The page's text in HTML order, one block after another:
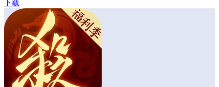
下载